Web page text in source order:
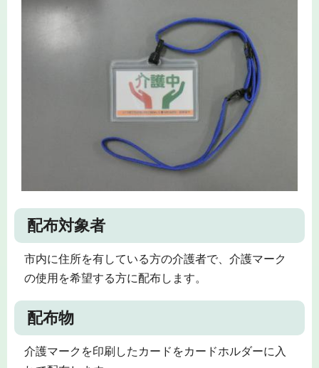
配布対象者
市内に住所を有している方の介護者で、介護マーク
の使用を希望する方に配布します。
配布物
介護マークを印刷したカードをカードホルダーに入